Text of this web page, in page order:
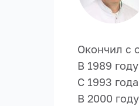
Окончил с
В 1989
С 1993
В 2000